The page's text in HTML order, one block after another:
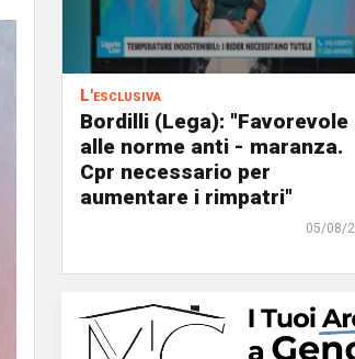
L'esclusiva
Bordilli (Lega): "Favorevole
alle norme anti - maranza.
Cpr necessario per
aumentare i rimpatri"
05/08/